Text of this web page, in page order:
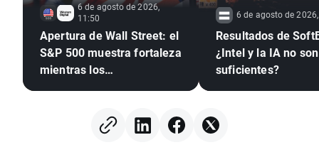
6 de agosto de 2026,
11:50
Apertura de Wall Street: el
S&P 500 muestra fortaleza
mientras los
6 de agosto de
Resultados de
¿Intel y la IA no son
suficientes?